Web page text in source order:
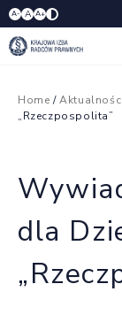
A- A A+
Home /Aktualności
„Rzeczpospolita”
dla